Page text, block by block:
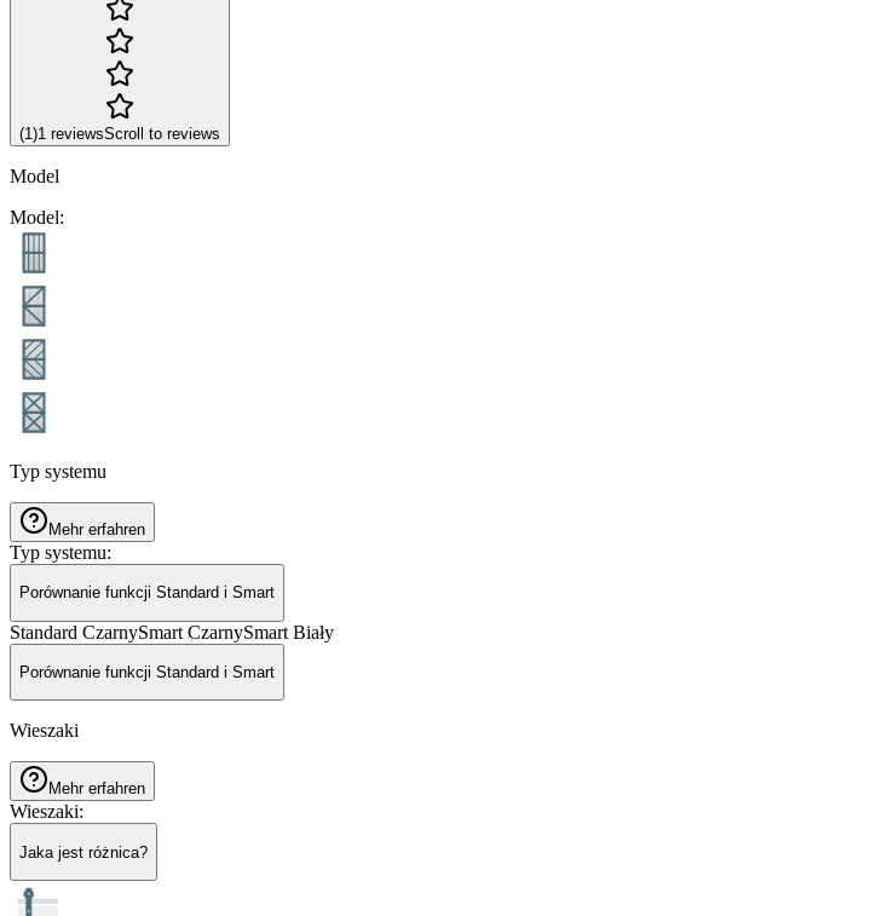
(1)1 reviewsScroll to reviews
Model
Model:
Typ systemu
Mehr erfahren
Typ systemu:
Porównanie funkcji Standard i Smart
Standard CzarnySmart CzarnySmart Biały
Porównanie funkcji Standard i Smart
Wieszaki
Mehr erfahren
Wieszaki:
Jaka jest różnica?